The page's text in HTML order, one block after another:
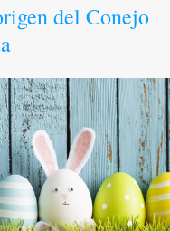
del Conejo